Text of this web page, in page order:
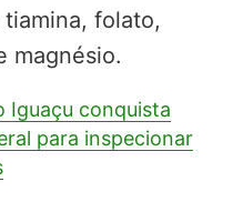
folato,
magnésio.
Iguaçu conquista
para inspecionar